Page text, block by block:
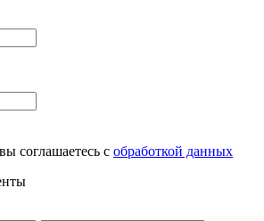
соглашаетесь с обработкой данных